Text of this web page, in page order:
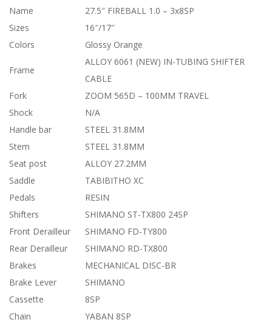
Name
27.5″ FIREBALL 1.0 – 3x8SP
Sizes
16″/17″
Colors
Glossy Orange
Frame
ALLOY 6061 (NEW) IN-TUBING SHIFTER
CABLE
Fork
ZOOM 565D – 100MM TRAVEL
Shock
N/A
Handle bar
STEEL 31.8MM
Stem
STEEL 31.8MM
Seat post
ALLOY 27.2MM
Saddle
TABIBITHO XC
Pedals
RESIN
Shifters
SHIMANO ST-TX800 24SP
Front Derailleur
SHIMANO FD-TY800
Rear Derailleur
SHIMANO RD-TX800
Brakes
MECHANICAL DISC-BR
Brake Lever
SHIMANO
Cassette
8SP
Chain
YABAN 8SP